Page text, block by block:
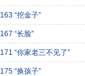
163 “挖金子”
167 “长脸”
171 “你家老三不见了”
175 “换孩子”